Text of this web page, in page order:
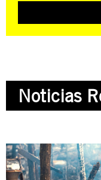
Noticias